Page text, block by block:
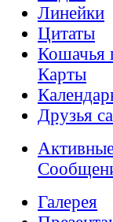
Линейки
Цитаты
Кошачья
Карты
Друзья
Галерея